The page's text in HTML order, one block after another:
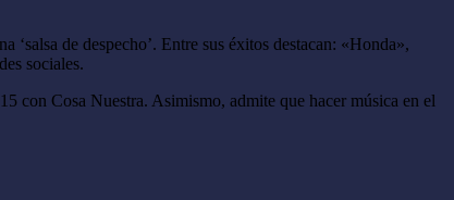
de despecho’. Entre sus éxitos destacan: «Honda»,
sociales.
con Cosa Nuestra. Asimismo, admite que hacer música en el